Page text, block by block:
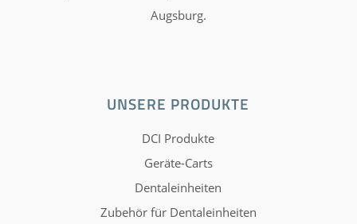
Augsburg.
UNSERE PRODUKTE
DCI Produkte
Geräte-Carts
Dentaleinheiten
Zubehör für Dentaleinheiten